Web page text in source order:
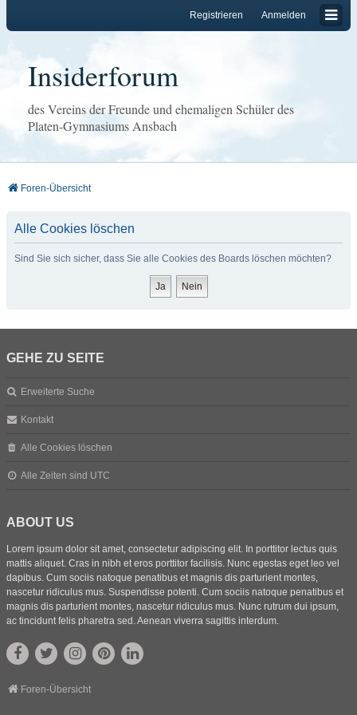
Anmelden
Registrieren
Insiderforum
des Vereins der Freunde und ehemaligen Schüler des
Platen-Gymnasiums Ansbach
Foren-Übersicht
Alle Cookies löschen
Sind Sie sich sicher, dass Sie alle Cookies des Boards löschen möchten?
GEHE ZU SEITE
Erweiterte Suche
Kontakt
Alle Cookies löschen
Alle Zeiten sind UTC
ABOUT US
Lorem ipsum dolor sit amet, consectetur adipiscing elit. In porttitor lectus quis
mattis aliquet. Cras in nibh et eros porttitor facilisis. Nunc egestas eget leo vel
dapibus. Cum sociis natoque penatibus et magnis dis parturient montes,
nascetur ridiculus mus. Suspendisse potenti. Cum sociis natoque penatibus et
magnis dis parturient montes, nascetur ridiculus mus. Nunc rutrum dui ipsum,
ac tincidunt felis pharetra sed. Aenean viverra sagittis interdum.
Foren-Übersicht